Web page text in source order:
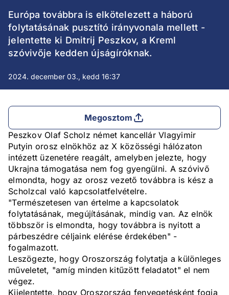
Európa továbbra is elkötelezett a háború
folytatásának pusztító irányvonala mellett -
jelentette ki Dmitrij Peszkov, a Kreml
szóvivője kedden újságíróknak.
2024. december 03., kedd 16:37
Megosztom
Peszkov Olaf Scholz német kancellár Vlagyimir
Putyin orosz elnökhöz az X közösségi hálózaton
intézett üzenetére reagált, amelyben jelezte, hogy
Ukrajna támogatása nem fog gyengülni. A szóvivő
elmondta, hogy az orosz vezető továbbra is kész a
Scholzcal való kapcsolatfelvételre.
"Természetesen van értelme a kapcsolatok
folytatásának, megújításának, mindig van. Az elnök
többször is elmondta, hogy továbbra is nyitott a
párbeszédre céljaink elérése érdekében" -
fogalmazott.
Leszögezte, hogy Oroszország folytatja a különleges
műveletet, "amíg minden kitűzött feladatot" el nem
végez.
Kijelentette, hogy Oroszország fenyegetésként fogja